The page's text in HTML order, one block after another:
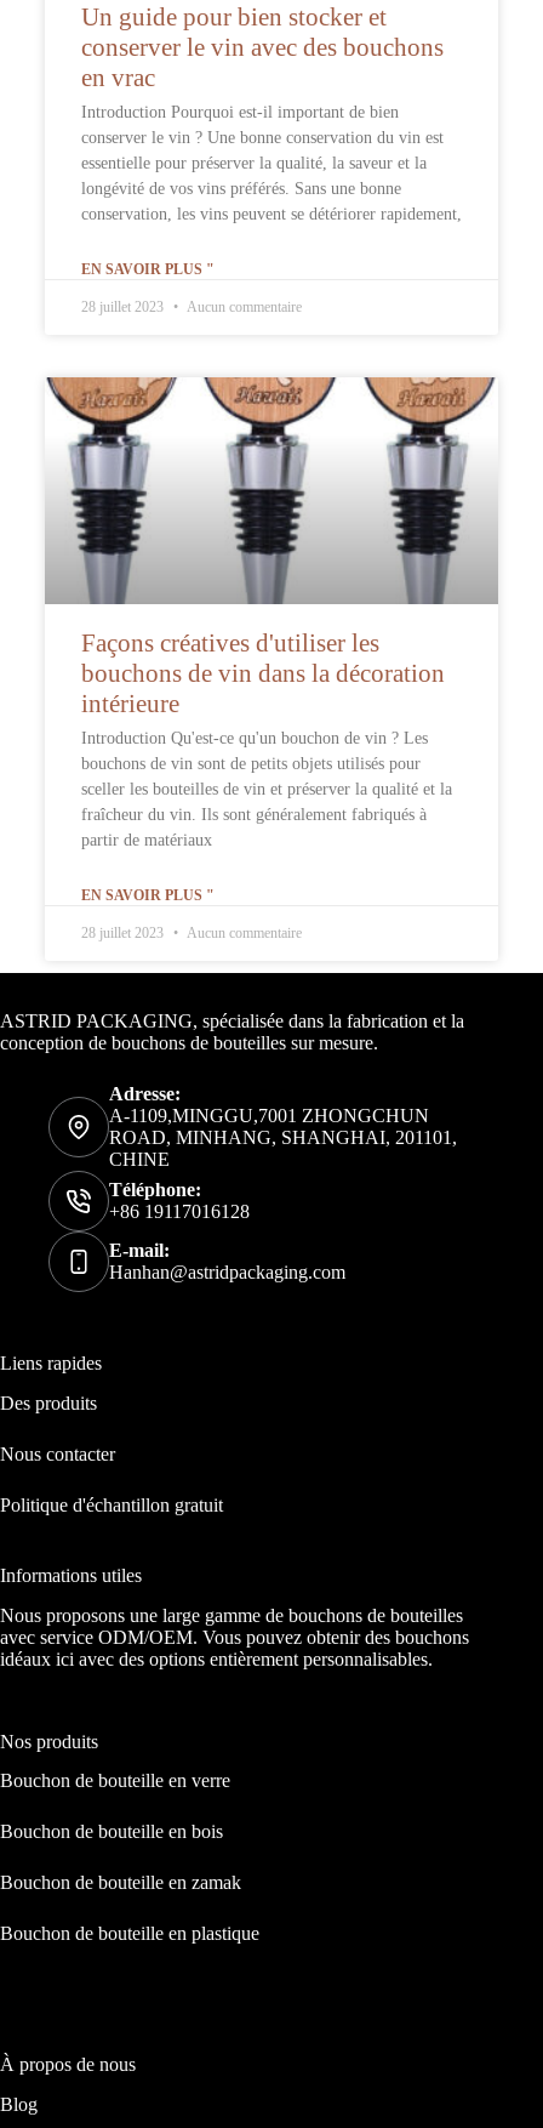
Un guide pour bien stocker et
conserver le vin avec des bouchons
en vrac
Introduction Pourquoi est-il important de bien
conserver le vin ? Une bonne conservation du vin est
essentielle pour préserver la qualité, la saveur et la
longévité de vos vins préférés. Sans une bonne
conservation, les vins peuvent se détériorer rapidement,
EN SAVOIR PLUS "
28 juillet 2023 Aucun commentaire
Façons créatives d'utiliser les
bouchons de vin dans la décoration
intérieure
Introduction Qu'est-ce qu'un bouchon de vin ? Les
bouchons de vin sont de petits objets utilisés pour
sceller les bouteilles de vin et préserver la qualité et la
fraîcheur du vin. Ils sont généralement fabriqués à
partir de matériaux
EN SAVOIR PLUS "
28 juillet 2023 Aucun commentaire
ASTRID PACKAGING, spécialisée dans la fabrication et la
conception de bouchons de bouteilles sur mesure.
Adresse:
A-1109,MINGGU,7001 ZHONGCHUN
ROAD, MINHANG, SHANGHAI, 201101,
CHINE
Téléphone:
+86 19117016128
E-mail:
Hanhan@astridpackaging.com
Liens rapides
Des produits
Nous contacter
Politique d'échantillon gratuit
Informations utiles
Nous proposons une large gamme de bouchons de bouteilles
avec service ODM/OEM. Vous pouvez obtenir des bouchons
idéaux ici avec des options entièrement personnalisables.
Nos produits
Bouchon de bouteille en verre
Bouchon de bouteille en bois
Bouchon de bouteille en zamak
Bouchon de bouteille en plastique
À propos de nous
Blog